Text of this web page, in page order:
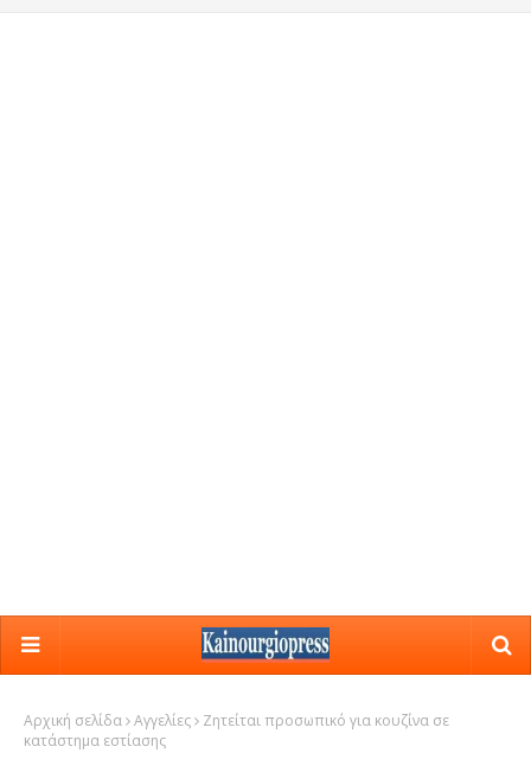
Αρχική σελίδα Αγγελίες
Ζητείται προσωπικό για κουζίνα σε
κατάστημα εστίασης